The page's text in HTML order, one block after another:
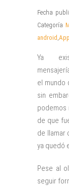
Fecha
Categoría
android
Ya
el mundo
sin
podemos
de que
de llamar
ya quedó
Pese al
seguir